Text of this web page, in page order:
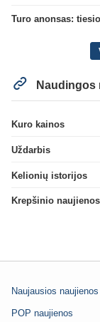
Turo anonsas:
Kuro kainos
Uždarbis
Kelionių istorijos
Krepšinio naujienos
Naujausios naujienos
POP naujienos